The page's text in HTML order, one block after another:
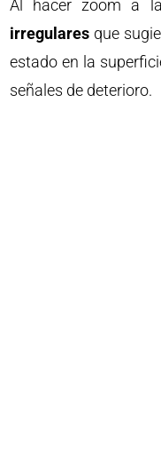
Al hacer zoom a
irregulares que
estado en la
señales de deterioro.